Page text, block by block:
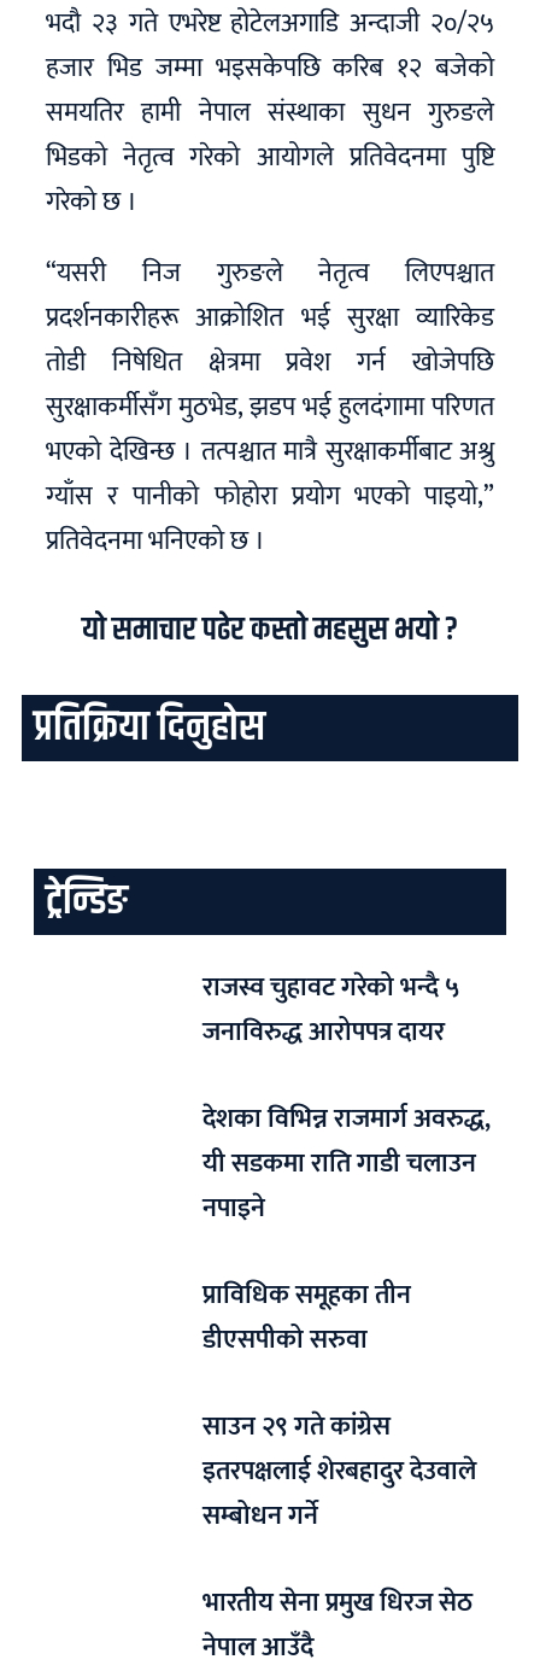
भदौ २३ गते एभरेष्ट होटेलअगाडि अन्दाजी २०/२५
हजार भिड जम्मा भइसकेपछि करिब १२ बजेको
समयतिर हामी नेपाल संस्थाका सुधन गुरुङले
भिडको नेतृत्व गरेको आयोगले प्रतिवेदनमा पुष्टि
गरेको छ ।
“यसरी निज गुरुङले नेतृत्व लिएपश्चात
प्रदर्शनकारीहरू आक्रोशित भई सुरक्षा व्यारिकेड
तोडी निषेधित क्षेत्रमा प्रवेश गर्न खोजेपछि
सुरक्षाकर्मीसँग मुठभेड, झडप भई हुलदंगामा परिणत
भएको देखिन्छ । तत्पश्चात मात्रै सुरक्षाकर्मीबाट अश्रु
ग्याँस र पानीको फोहोरा प्रयोग भएको पाइयो,”
प्रतिवेदनमा भनिएको छ ।
यो समाचार पढेर कस्तो महसुस भयो ?
प्रतिक्रिया दिनुहोस
ट्रेन्डिङ
राजस्व चुहावट गरेको भन्दै ५
जनाविरुद्ध आरोपपत्र दायर
देशका विभिन्न राजमार्ग अवरुद्ध,
यी सडकमा राति गाडी चलाउन
नपाइने
प्राविधिक समूहका तीन
डीएसपीको सरुवा
साउन २९ गते कांग्रेस
इतरपक्षलाई शेरबहादुर देउवाले
सम्बोधन गर्ने
भारतीय सेना प्रमुख धिरज सेठ
नेपाल आउँदै